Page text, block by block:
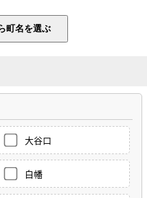
大谷口
白幡